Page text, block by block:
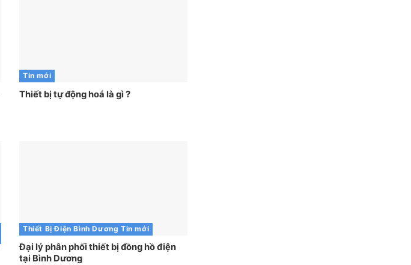
Tin mới
Thiết bị tự động hoá là gì ?
Thiết Bị Điện Bình Dương Tin mới
Đại lý phân phối thiết bị đồng hồ điện
tại Bình Dương